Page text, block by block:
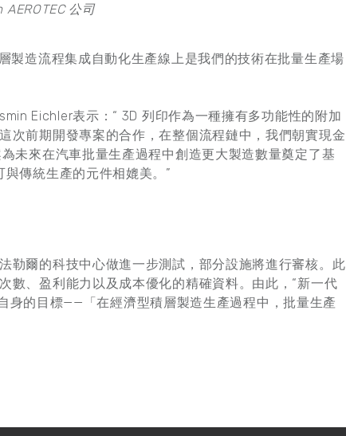
公司
製造流程集成自動化生產線上是我們的技術在批量生產場
Eichler表示：“ 3D 列印作為一種擁有多功能性的附加
次前期開發專案的合作，在整個流程鏈中，我們朝實現金
未來在汽車批量生產過程中創造更大製造數量奠定了基
傳統生產的元件相媲美。”
勒爾的科技中心做進一步測試，部分設施將進行審核。此
數、盈利能力以及成本優化的精確資料。由此，“新一代
身的目標——「在經濟型積層製造生產過程中，批量生產